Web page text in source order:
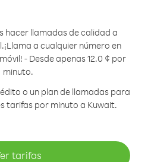
hacer llamadas de calidad a
¡Llama a cualquier número en
- Desde apenas 12.0 ¢ por
minuto.
o un plan de llamadas para
tarifas por minuto a Kuwait.
tarifas